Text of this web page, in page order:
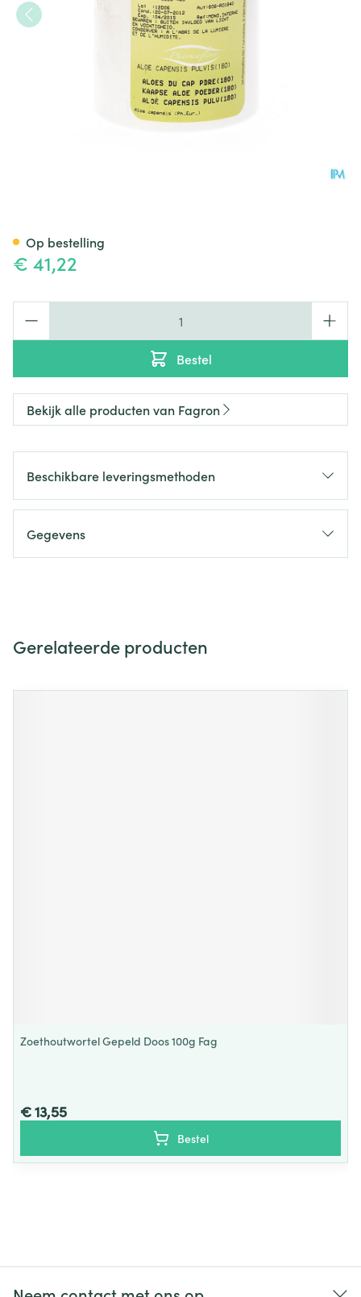
€ 41,22
Bestel
Op bestelling
Bekijk alle producten van Fagron
Beschikbare leveringsmethoden
Gegevens
Gerelateerde producten
Zoethoutwortel Gepeld Doos 100g Fag
€ 13,55
Bestel